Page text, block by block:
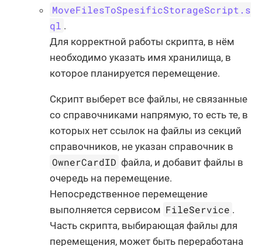
MoveFilesToSpesificStorageScript.s
ql .
Для корректной работы скрипта, в нём
необходимо указать имя хранилища, в
которое планируется перемещение.
Скрипт выберет все файлы, не связанные
со справочниками напрямую, то есть те, в
которых нет ссылок на файлы из секций
справочников, не указан справочник в
OwnerCardID файла, и добавит файлы в
очередь на перемещение.
Непосредственное перемещение
выполняется сервисом FileService .
Часть скрипта, выбирающая файлы для
перемещения, может быть переработана